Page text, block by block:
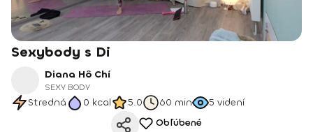
Sexybody s Di
Diana Hô Chí
SEXY BODY
Stredná 0 kcal 5.0 60 min 5 videní
Obľúbené